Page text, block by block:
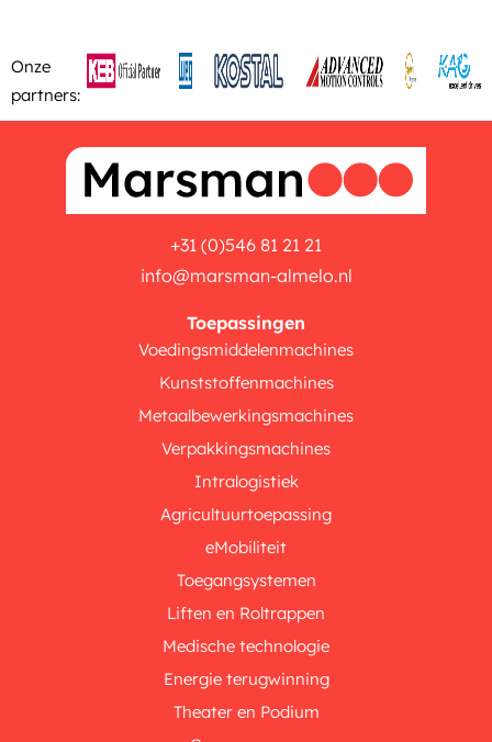
Onze
partners:
+31 (0)546 81 21 21
info@marsman-almelo.nl
Toepassingen
Voedingsmiddelenmachines
Kunststoffenmachines
Metaalbewerkingsmachines
Verpakkingsmachines
Intralogistiek
Agricultuurtoepassing
eMobiliteit
Toegangsystemen
Liften en Roltrappen
Medische technologie
Energie terugwinning
Theater en Podium